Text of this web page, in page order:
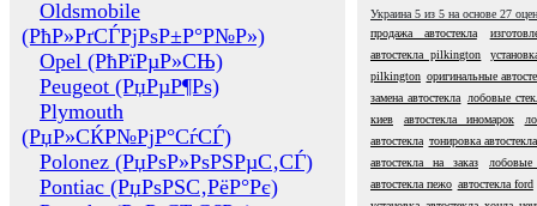
Oldsmobile
(РћР»РґСЃРјРѕР±Р°Р№Р»)
Opel (РћРїРµР»СЊ)
Peugeot (РџРµР¶Рѕ)
Plymouth
(РџР»СЌР№РјР°СѓСЃ)
Polonez (РџРѕР»РѕРЅРµС‚СЃ)
Pontiac (РџРѕРЅС‚РёР°Рє)
Украина 5 из 5 на основе 27
продажа автостекла
автостекла pilkington
pilkington оригинальные
замена автостекла
лобовые
киев
автостекла иномарок
автостекла тонировка автостекла
автостекла на заказ
автостекла пежо автостекла ford